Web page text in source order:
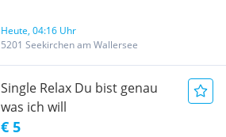
Heute, 04:16 Uhr
5201 Seekirchen am Wallersee
Single Relax Du bist genau
was ich will
€ 5